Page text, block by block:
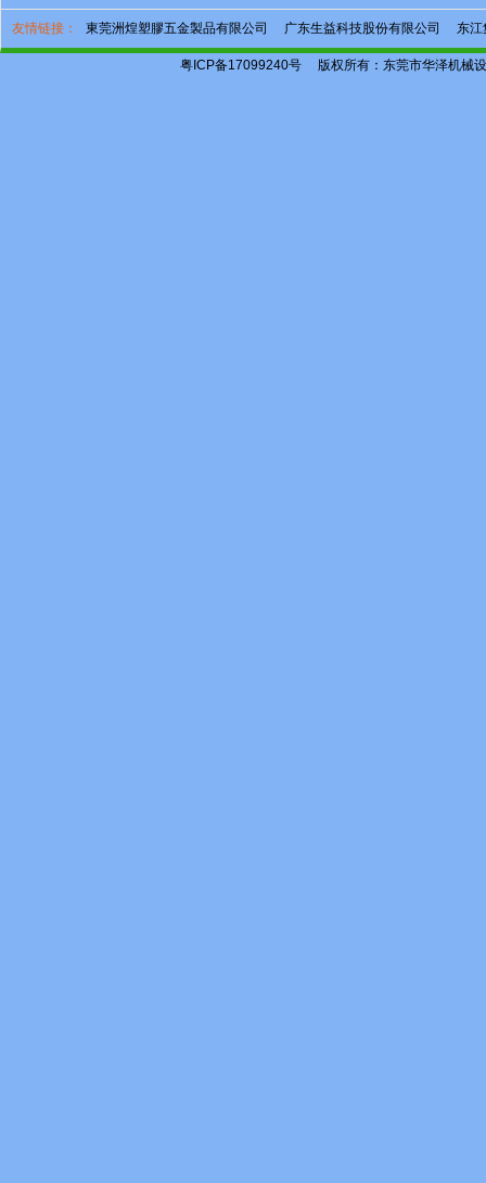
友情链接： 東莞洲煌塑膠五金製品有限公司 广东生益科技股份有限公司 东江
粤ICP备17099240号 版权所有：东莞市华泽机械